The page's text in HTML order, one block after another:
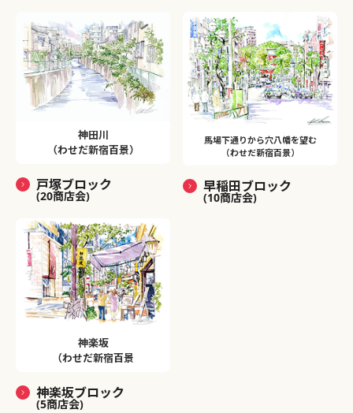
神田川
（わせだ新宿百景）
戸塚ブロック
(20商店会)
馬場下通りから穴八幡を望む
（わせだ新宿百景）
早稲田ブロック
(10商店会)
神楽坂
（わせだ新宿百景
神楽坂ブロック
(5商店会)